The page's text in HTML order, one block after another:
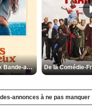
Les Matins merveilleux Bande-annonce VF
annonces à ne pas manquer